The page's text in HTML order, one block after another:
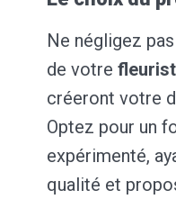
Ne négligez
de votre
créeront votre
Optez pour un
expérimenté,
qualité et